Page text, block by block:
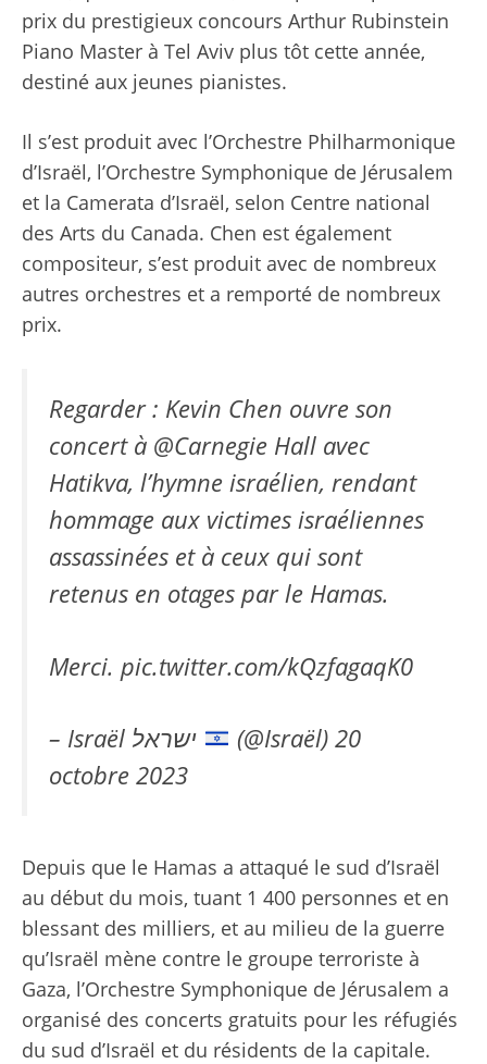
prix du prestigieux concours Arthur Rubinstein
Piano Master à Tel Aviv plus tôt cette année,
destiné aux jeunes pianistes.
Il s’est produit avec l’Orchestre Philharmonique
d’Israël, l’Orchestre Symphonique de Jérusalem
et la Camerata d’Israël, selon Centre national
des Arts du Canada. Chen est également
compositeur, s’est produit avec de nombreux
autres orchestres et a remporté de nombreux
prix.
Regarder : Kevin Chen ouvre son
concert à @Carnegie Hall avec
Hatikva, l’hymne israélien, rendant
hommage aux victimes israéliennes
assassinées et à ceux qui sont
retenus en otages par le Hamas.
Merci. pic.twitter.com/kQzfagaqK0
(@Israël) 20
octobre 2023
Depuis que le Hamas a attaqué le sud d’Israël
au début du mois, tuant 1 400 personnes et en
blessant des milliers, et au milieu de la guerre
qu’Israël mène contre le groupe terroriste à
Gaza, l’Orchestre Symphonique de Jérusalem a
organisé des concerts gratuits pour les réfugiés
du sud d’Israël et du résidents de la capitale.